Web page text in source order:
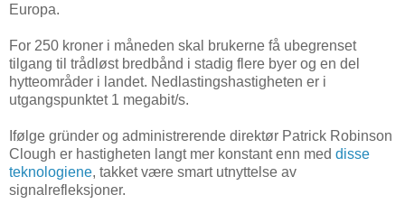
Europa.
For 250 kroner i måneden skal brukerne få ubegrenset
tilgang til trådløst bredbånd i stadig flere byer og en del
hytteområder i landet. Nedlastingshastigheten er i
utgangspunktet 1 megabit/s.
Ifølge gründer og administrerende direktør Patrick Robinson
Clough er hastigheten langt mer konstant enn med disse
teknologiene, takket være smart utnyttelse av
signalrefleksjoner.